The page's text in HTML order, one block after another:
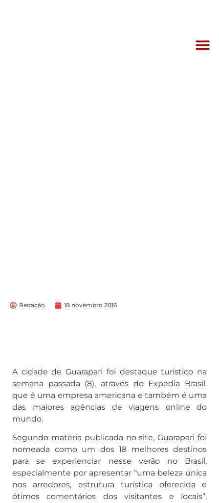
Redação 18 novembro 2016
A cidade de Guarapari foi destaque turístico na
semana passada (8), através do Expedia Brasil,
que é uma empresa americana e também é uma
das maiores agências de viagens online do
mundo.
Segundo matéria publicada no site, Guarapari foi
nomeada como um dos 18 melhores destinos
para se experienciar nesse verão no Brasil,
especialmente por apresentar “uma beleza única
nos arredores, estrutura turística oferecida e
ótimos comentários dos visitantes e locais”,